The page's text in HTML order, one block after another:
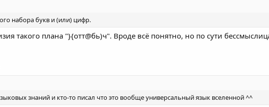
набора букв и (или) цифр.
такого плана "}{отт@бь)ч". Вроде всё понятно, но по сути
знаний и кто-то писал что это вообще универсальный язык вселенной ^^